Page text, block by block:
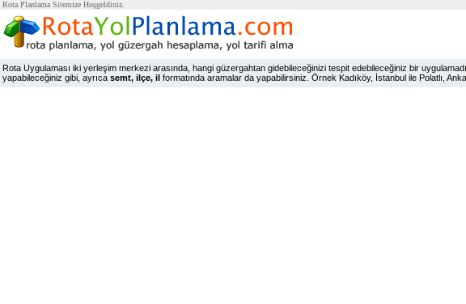
Rota Planlama Sitemize Hoşgeldiniz.
Rota Uygulaması iki yerleşim merkezi arasında, hangi güzergahtan gidebileceğinizi tespit edebileceğiniz bir
yapabileceğiniz gibi, ayrıca semt, ilçe, il formatında aramalar da yapabilirsiniz. Örnek Kadıköy, İstanbul ile Polatlı,